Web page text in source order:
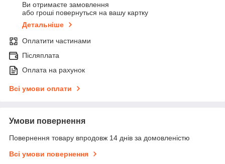
Ви отримаєте замовлення
або гроші повернуться на вашу картку
Детальніше
Оплатити частинами
Післяплата
Оплата на рахунок
Всі умови оплати
Умови повернення
Повернення товару впродовж 14 днів за домовленістю
Всі умови повернення